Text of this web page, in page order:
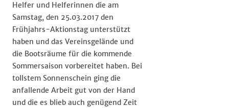
Helfer und Helferinnen die am
Samstag, den 25.03.2017 den
Frühjahrs-Aktionstag unterstützt
haben und das Vereinsgelände und
die Bootsräume für die kommende
Sommersaison vorbereitet haben. Bei
tollstem Sonnenschein ging die
anfallende Arbeit gut von der Hand
und die es blieb auch genügend Zeit